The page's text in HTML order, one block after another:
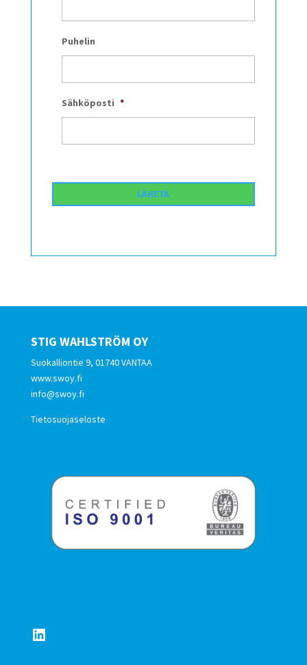
Puhelin
Sähköposti *
STIG WAHLSTRÖM OY
Suokalliontie 9, 01740 VANTAA
www.swoy.fi
info@swoy.fi
Tietosuojaseloste
LinkedIn